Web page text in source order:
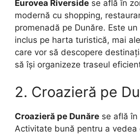
Eurovea Riverside se află în
modernă cu shopping,
promenadă pe Dunăre. Este
inclus pe harta turistică, mai
care vor să descopere
să își organizeze traseul
2. Croazieră pe
Croazieră pe Dunăre se află în
Activitate bună pentru a vedea